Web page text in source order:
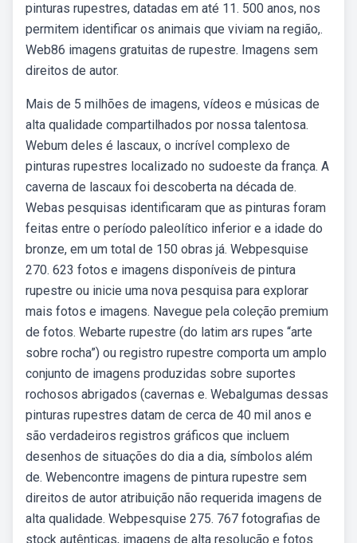
pinturas rupestres, datadas em até 11. 500 anos, nos
permitem identificar os animais que viviam na região,.
Web86 imagens gratuitas de rupestre. Imagens sem
direitos de autor.
Mais de 5 milhões de imagens, vídeos e músicas de
alta qualidade compartilhados por nossa talentosa.
Webum deles é lascaux, o incrível complexo de
pinturas rupestres localizado no sudoeste da frança. A
caverna de lascaux foi descoberta na década de.
Webas pesquisas identificaram que as pinturas foram
feitas entre o período paleolítico inferior e a idade do
bronze, em um total de 150 obras já. Webpesquise
270. 623 fotos e imagens disponíveis de pintura
rupestre ou inicie uma nova pesquisa para explorar
mais fotos e imagens. Navegue pela coleção premium
de fotos. Webarte rupestre (do latim ars rupes “arte
sobre rocha”) ou registro rupestre comporta um amplo
conjunto de imagens produzidas sobre suportes
rochosos abrigados (cavernas e. Webalgumas dessas
pinturas rupestres datam de cerca de 40 mil anos e
são verdadeiros registros gráficos que incluem
desenhos de situações do dia a dia, símbolos além
de. Webencontre imagens de pintura rupestre sem
direitos de autor atribuição não requerida imagens de
alta qualidade. Webpesquise 275. 767 fotografias de
stock autênticas, imagens de alta resolução e fotos